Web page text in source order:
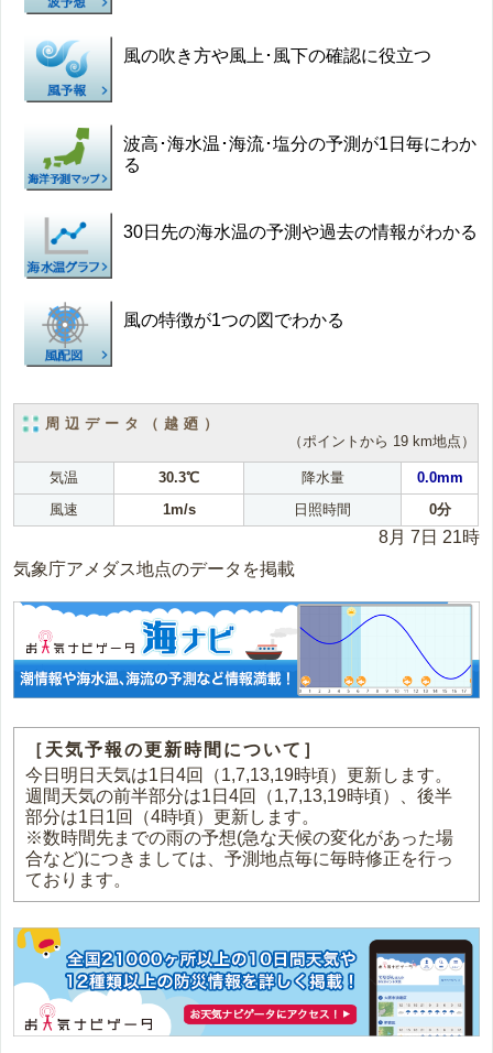
風の吹き方や風上･風下の確認に役立つ
波高･海水温･海流･塩分の予測が1日毎にわか
る
30日先の海水温の予測や過去の情報がわかる
風の特徴が1つの図でわかる
周辺データ（越廼）
（ポイントから 19 km地点）
気温 30.3℃ 降水量
0.0mm
風速
1m/s 日照時間 0分
8月 7日 21時
気象庁アメダス地点のデータを掲載
［天気予報の更新時間について］
今日明日天気は1日4回（1,7,13,19時頃）更新します。
週間天気の前半部分は1日4回（1,7,13,19時頃）、後半
部分は1日1回（4時頃）更新します。
※数時間先までの雨の予想(急な天候の変化があった場
合など)につきましては、予測地点毎に毎時修正を行っ
ております。